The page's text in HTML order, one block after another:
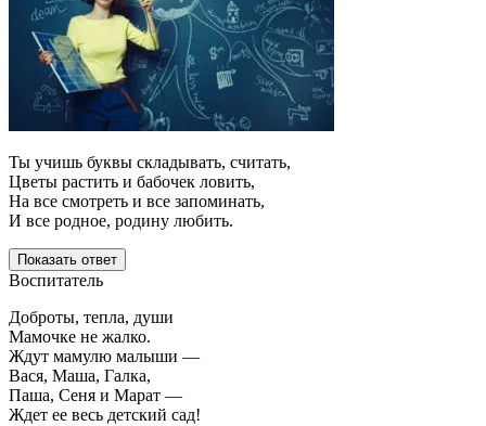
Ты учишь буквы складывать, считать,
Цветы растить и бабочек ловить,
На все смотреть и все запоминать,
И все родное, родину любить.
Показать ответ
Воспитатель
Доброты, тепла, души
Мамочке не жалко.
Ждут мамулю малыши —
Вася, Маша, Галка,
Паша, Сеня и Марат —
Ждет ее весь детский сад!